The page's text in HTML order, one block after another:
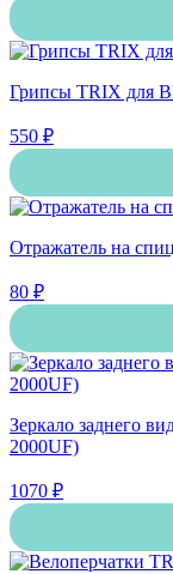
Грипсы TRIX для
550 ₽
Отражатель на
80 ₽
Зеркало заднего
2000UF)
1070 ₽